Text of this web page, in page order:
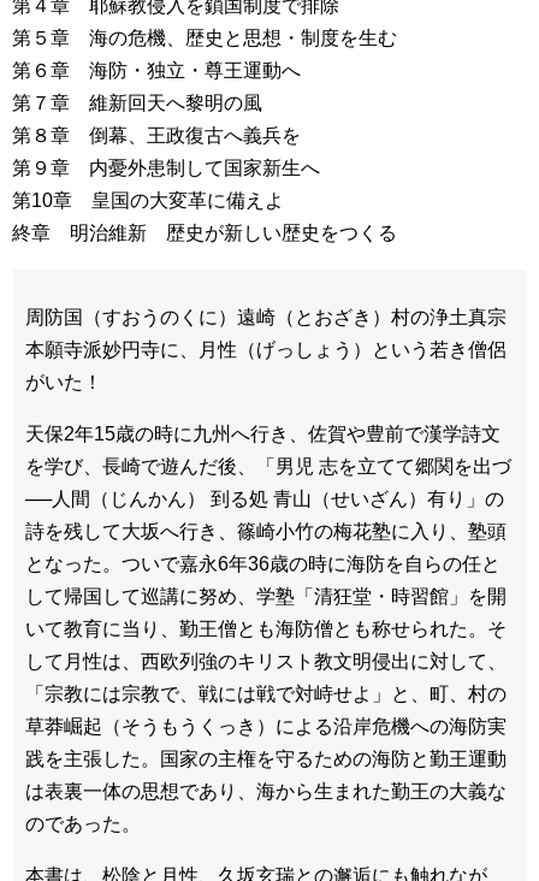
第４章 耶蘇教侵入を鎖国制度で排除
第５章 海の危機、歴史と思想・制度を生む
第６章 海防・独立・尊王運動へ
第７章 維新回天へ黎明の風
第８章 倒幕、王政復古へ義兵を
第９章 内憂外患制して国家新生へ
第10章 皇国の大変革に備えよ
終章 明治維新 歴史が新しい歴史をつくる
周防国（すおうのくに）遠崎（とおざき）村の浄土真宗
本願寺派妙円寺に、月性（げっしょう）という若き僧侶
がいた！
天保2年15歳の時に九州へ行き、佐賀や豊前で漢学詩文
を学び、長崎で遊んだ後、「男児 志を立てて郷関を出づ
──人間（じんかん） 到る処 青山（せいざん）有り」の
詩を残して大坂へ行き、篠崎小竹の梅花塾に入り、塾頭
となった。ついで嘉永6年36歳の時に海防を自らの任と
して帰国して巡講に努め、学塾「清狂堂・時習館」を開
いて教育に当り、勤王僧とも海防僧とも称せられた。そ
して月性は、西欧列強のキリスト教文明侵出に対して、
「宗教には宗教で、戦には戦で対峙せよ」と、町、村の
草莽崛起（そうもうくっき）による沿岸危機への海防実
践を主張した。国家の主権を守るための海防と勤王運動
は表裏一体の思想であり、海から生まれた勤王の大義な
のであった。
本書は、松陰と月性、久坂玄瑞との邂逅にも触れなが